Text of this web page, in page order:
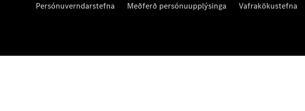
Persónuverndarstefna Meðferð persónuupplýsinga Vafrakökustefna